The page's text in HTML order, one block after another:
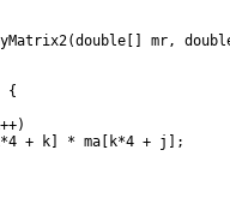
mr,
{
+ k] * ma[k*4 + j];